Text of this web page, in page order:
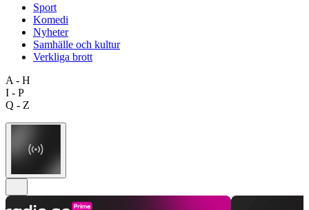
Sport
Komedi
Nyheter
Samhälle och kultur
Verkliga brott
A - H
I - P
Q - Z